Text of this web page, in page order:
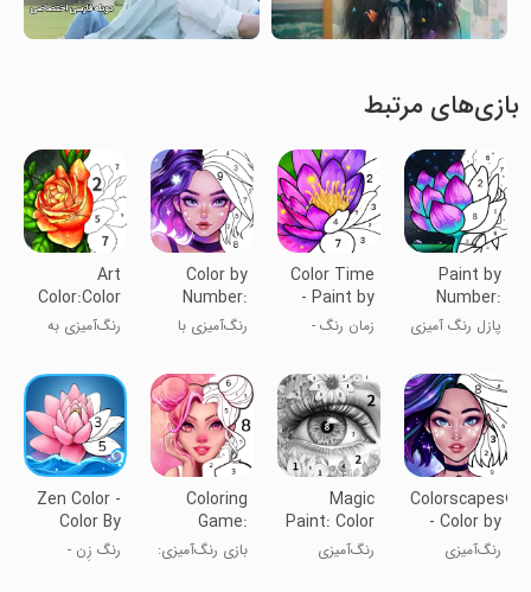
بازی‌های مرتبط
Paint by
Number:
Coloring
Game
پازل رنگ آمیزی
Color Time
- Paint by
Number
زمان رنگ -
Color by
Number:
Color &
Paint
رنگ‌آمیزی با
Art
Color:Color
by Number
Game
رنگ‌آمیزی به
آمیزی
Colorscapes®
- Color by
Number
رنگ‌آمیزی
Magic
Paint: Color
by number
رنگ‌آمیزی
Coloring
Game:
Paint by
Number
بازی رنگ‌آمیزی:
Zen Color -
Color By
Number
رنگ زِن -